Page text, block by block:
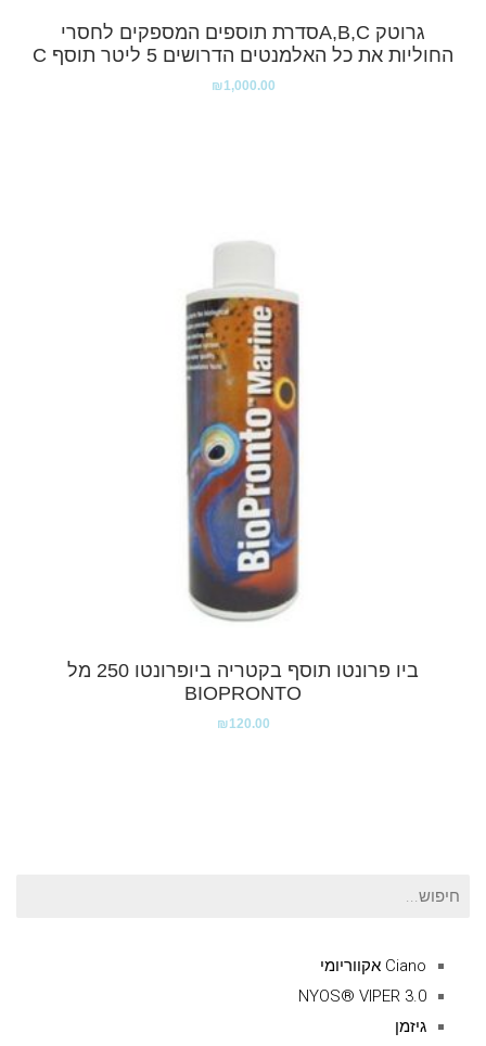
גרוטק A,B,Cסדרת תוספים המספקים לחסרי
החוליות את כל האלמנטים הדרושים 5 ליטר תוסף C
₪1,000.00
ביו פרונטו תוסף בקטריה ביופרונטו 250 מל
BIOPRONTO
₪120.00
חיפוש
Ciano אקווריומי
NYOS® VIPER 3.0
גיזמן